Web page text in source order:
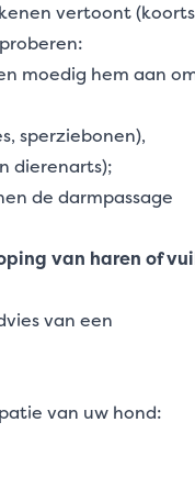
vertoont
moedig hem aan
sperziebonen),
dierenarts);
de darmpassage
van haren of
van een
van uw hond: